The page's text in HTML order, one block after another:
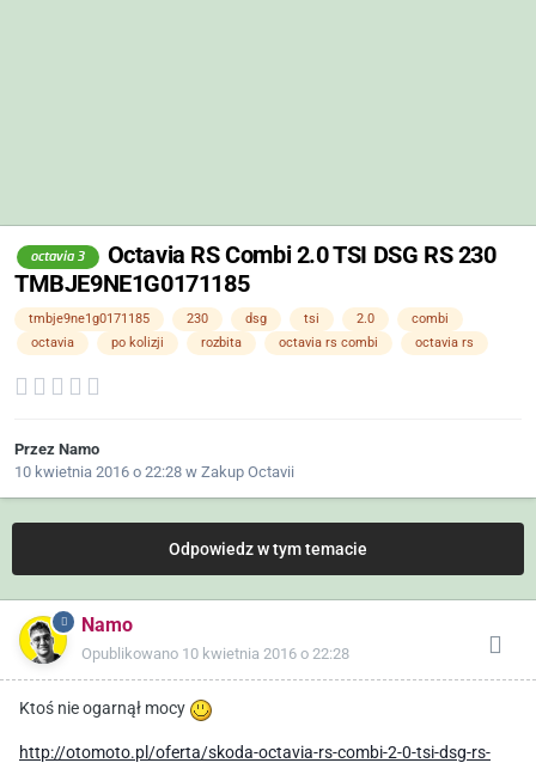
octavia 3
Octavia RS Combi 2.0 TSI DSG RS 230
TMBJE9NE1G0171185
tmbje9ne1g0171185 230 dsg tsi 2.0
combi
octavia
po kolizji rozbita octavia rs combi octavia rs
Przez Namo
10 kwietnia 2016 o 22:28 w Zakup Octavii
Odpowiedz w tym temacie
Namo
Opublikowano 10 kwietnia 2016 o 22:28
Ktoś nie ogarnął mocy
http://otomoto.pl/oferta/skoda-octavia-rs-combi-2-0-tsi-dsg-rs-